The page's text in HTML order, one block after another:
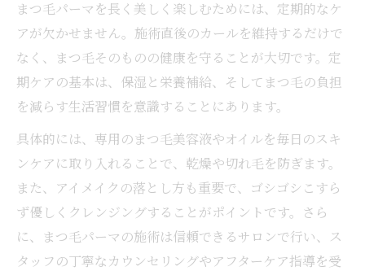
まつ毛パーマを長く美しく楽しむためには、定期的なケ
アが欠かせません。施術直後のカールを維持するだけで
なく、まつ毛そのものの健康を守ることが大切です。定
期ケアの基本は、保湿と栄養補給、そしてまつ毛の負担
を減らす生活習慣を意識することにあります。
具体的には、専用のまつ毛美容液やオイルを毎日のスキ
ンケアに取り入れることで、乾燥や切れ毛を防ぎます。
また、アイメイクの落とし方も重要で、ゴシゴシこすら
ず優しくクレンジングすることがポイントです。さら
に、まつ毛パーマの施術は信頼できるサロンで行い、ス
タッフの丁寧なカウンセリングやアフターケア指導を受